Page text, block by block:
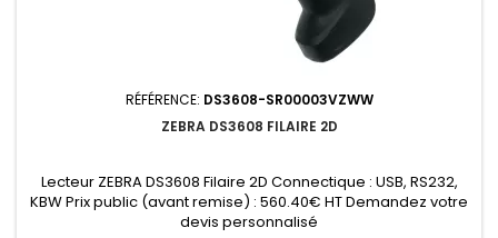
RÉFÉRENCE: DS3608-SR00003VZWW
ZEBRA DS3608 FILAIRE 2D
Lecteur ZEBRA DS3608 Filaire 2D Connectique : USB, RS232,
KBW Prix public (avant remise) : 560.40€ HT Demandez votre
devis personnalisé